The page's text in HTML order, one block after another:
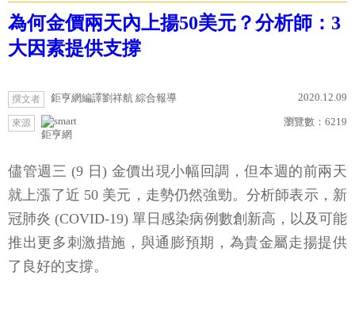
為何金價兩天內上揚50美元？分析師：3
大因素提供支撐
撰文者 鉅亨網編譯劉祥航 綜合報導 2020.12.09
來源
鉅亨網
瀏覽數： 6219
儘管週三 (9 日) 金價出現小幅回調，但本週的前兩天
就上漲了近 50 美元，走勢仍然強勁。分析師表示，新
冠肺炎 (COVID-19) 單日感染病例數創新高，以及可能
推出更多刺激措施，與通膨預期，為貴金屬走揚提供
了良好的支撐。